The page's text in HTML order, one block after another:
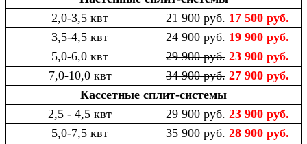
2,0-3,5 квт
21 900 руб. 17 500 руб.
3,5-4,5 квт
24 900 руб. 19 900 руб.
5,0-6,0 квт
29 900 руб. 23 900 руб.
7,0-10,0 квт
34 900 руб. 27 900 руб.
Кассетные сплит-системы
2,5 - 4,5 квт
29 900 руб. 23 900 руб.
5,0-7,5 квт
35 900 руб. 28 900 руб.